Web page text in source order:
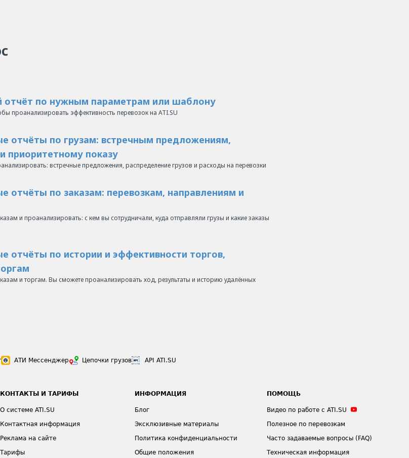
отчёт по нужным параметрам или шаблону
проанализировать эффективность перевозок на ATI.SU
отчёты по грузам: встречным предложениям,
приоритетному показу
встречные предложения, распределение грузов и расходы на перевозки
отчёты по заказам: перевозкам, направлениям и
и проанализировать: с кем вы сотрудничали, куда отправляли грузы и какие заказы
отчёты по истории и эффективности торгов,
и торгам. Вы сможете проанализировать ход, результаты и историю удалённых
АТИ Мессенджер Цепочки грузов API ATI.SU
КОНТАКТЫ И ТАРИФЫ
О системе ATI.SU
Контактная информация
Реклама на сайте
Тарифы
ИНФОРМАЦИЯ
Блог
Эксклюзивные материалы
Политика конфиденциальности
Общие положения
ПОМОЩЬ
Видео по работе с ATI.SU
Полезное по перевозкам
Часто задаваемые вопросы (FAQ)
Техническая информация